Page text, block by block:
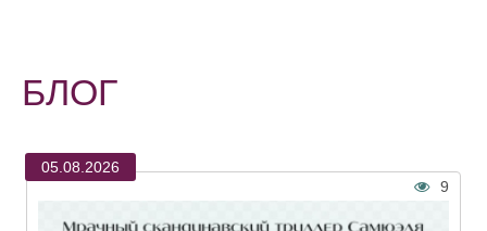
БЛОГ
05.08.2026
9